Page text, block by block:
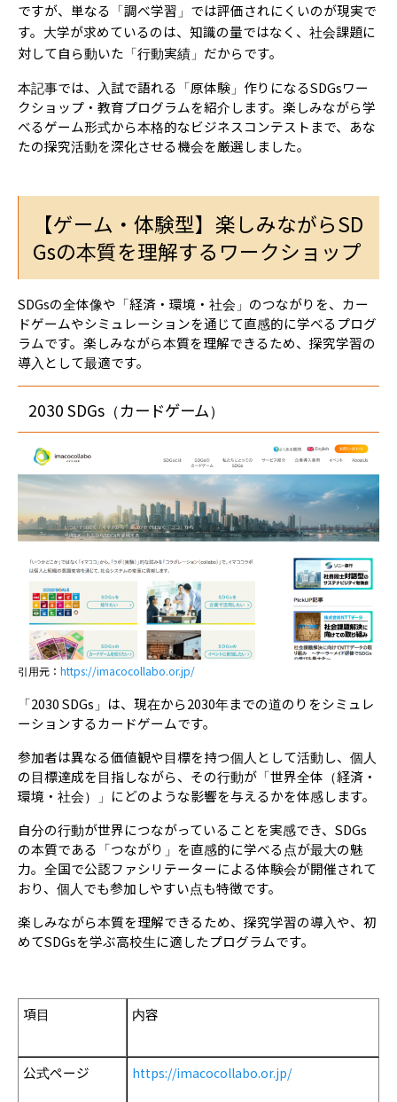
ですが、単なる「調べ学習」では評価されにくいのが現実で
す。大学が求めているのは、知識の量ではなく、社会課題に
対して自ら動いた「行動実績」だからです。
本記事では、入試で語れる「原体験」作りになるSDGsワー
クショップ・教育プログラムを紹介します。楽しみながら学
べるゲーム形式から本格的なビジネスコンテストまで、あな
たの探究活動を深化させる機会を厳選しました。
【ゲーム・体験型】楽しみながらSD
Gsの本質を理解するワークショップ
SDGsの全体像や「経済・環境・社会」のつながりを、カー
ドゲームやシミュレーションを通じて直感的に学べるプログ
ラムです。楽しみながら本質を理解できるため、探究学習の
導入として最適です。
2030 SDGs（カードゲーム）
引用元： https://imacocollabo.or.jp/
「2030 SDGs」は、現在から2030年までの道のりをシミュレ
ーションするカードゲームです。
参加者は異なる価値観や目標を持つ個人として活動し、個人
の目標達成を目指しながら、その行動が「世界全体（経済・
環境・社会）」にどのような影響を与えるかを体感します。
自分の行動が世界につながっていることを実感でき、SDGs
の本質である「つながり」を直感的に学べる点が最大の魅
力。全国で公認ファシリテーターによる体験会が開催されて
おり、個人でも参加しやすい点も特徴です。
楽しみながら本質を理解できるため、探究学習の導入や、初
めてSDGsを学ぶ高校生に適したプログラムです。
項目 内容
公式ページ https://imacocollabo.or.jp/